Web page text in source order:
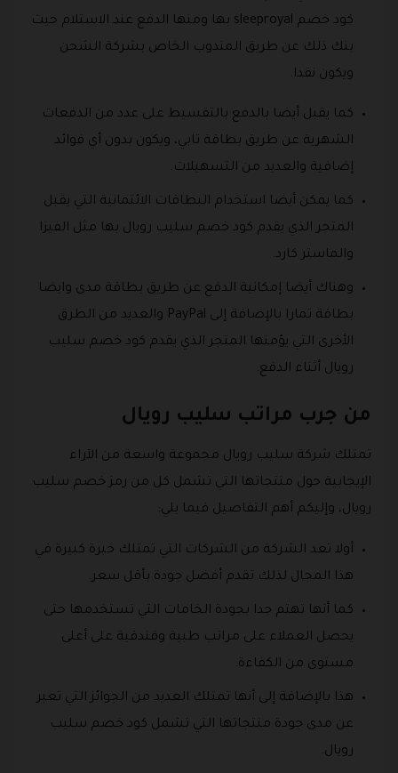
كود خصم sleeproyal بها ومنها الدفع عند الاستلام حيث
بنك ذلك عن طريق المندوب الخاص بشركة الشحن
ويكون نقدا.
كما يقبل أيضا بالدفع بالتقسيط على عدد من الدفعات
الشهرية عن طريق بطاقة تابي، ويكون بدون أي فوائد
إضافية والعديد من التسهيلات.
كما يمكن أيضا استخدام البطاقات الائتمانية التي يقبل
المتجر الذي يقدم كود خصم سليب رويال بها مثل الفيزا
والماستر كارد.
وهناك أيضا إمكانية الدفع عن طريق بطاقة مدى وايضا
بطاقة تمارا بالإضافة إلى PayPal والعديد من الطرق
الأخرى التي يؤمنها المتجر الذي يقدم كود خصم سليب
رويال أثناء الدفع.
من جرب مراتب سليب رويال
تمتلك شركة سليب رويال مجموعة واسعة من الآراء
الإيجابية حول منتجاتها التي تشمل كل من رمز خصم سليب
رويال، وإليكم أهم التفاصيل فيما يلي:
أولا تعد الشركة من الشركات التي تمتلك خبرة كبيرة في
هذا المجال لذلك تقدم أفضل جودة بأقل سعر.
كما أنها تهتم جدا بجودة الخامات التي تستخدمها حتى
يحصل العملاء على مراتب طبية وفندقية على أعلى
مستوى من الكفاءة.
هذا بالإضافة إلى أنها تمتلك العديد من الجوائز التي تعبر
عن مدى جودة منتجاتها التي تشمل كود خصم سليب
رويال.